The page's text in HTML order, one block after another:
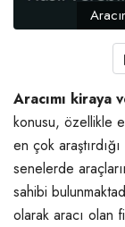
Aracımı kiraya
konusu, özellikle
en çok
senelerde
sahibi
olarak aracı olan